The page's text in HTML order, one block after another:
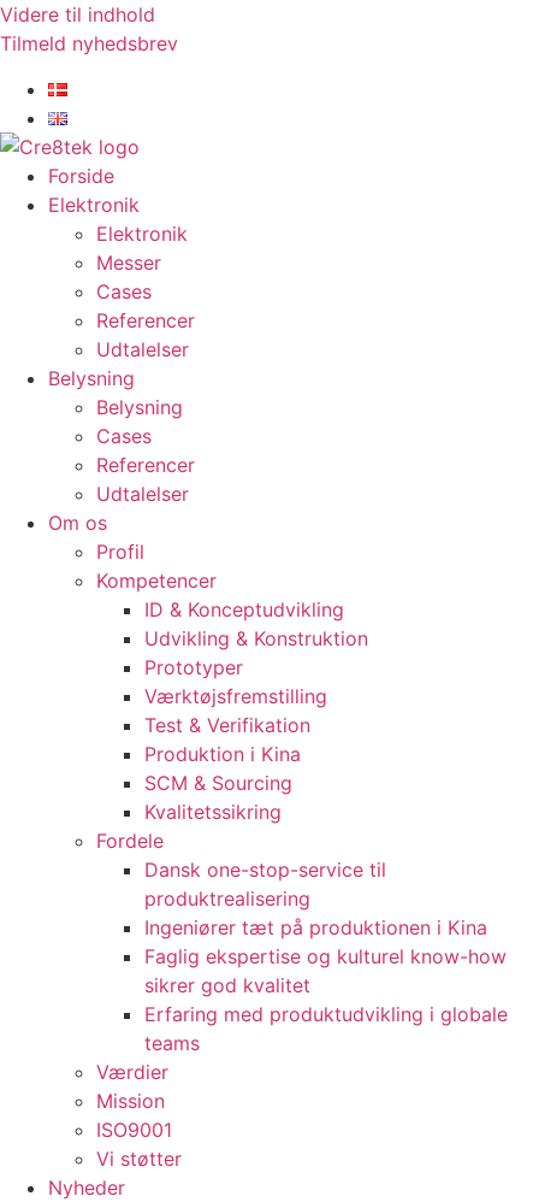
Videre til indhold
Tilmeld nyhedsbrev
Forside
Elektronik
Elektronik
Messer
Cases
Referencer
Udtalelser
Belysning
Belysning
Cases
Referencer
Udtalelser
Om os
Profil
Kompetencer
ID & Konceptudvikling
Udvikling & Konstruktion
Prototyper
Værktøjsfremstilling
Test & Verifikation
Produktion i Kina
SCM & Sourcing
Kvalitetssikring
Fordele
Dansk one-stop-service til
produktrealisering
Ingeniører tæt på produktionen i Kina
Faglig ekspertise og kulturel know-how
sikrer god kvalitet
Erfaring med produktudvikling i globale
teams
Værdier
Mission
ISO9001
Vi støtter
Nyheder